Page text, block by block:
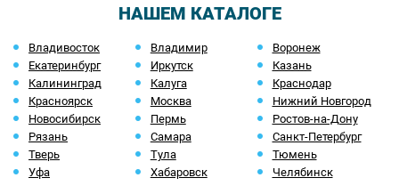
НАШЕМ КАТАЛОГЕ
Владивосток Владимир
Воронеж
Екатеринбург
Иркутск
Казань
Калининград
Калуга
Краснодар
Красноярск
Москва
Нижний Новгород
Новосибирск
Пермь
Ростов-на-Дону
Рязань
Самара
Санкт-Петербург
Тверь
Тула
Тюмень
Уфа
Хабаровск Челябинск